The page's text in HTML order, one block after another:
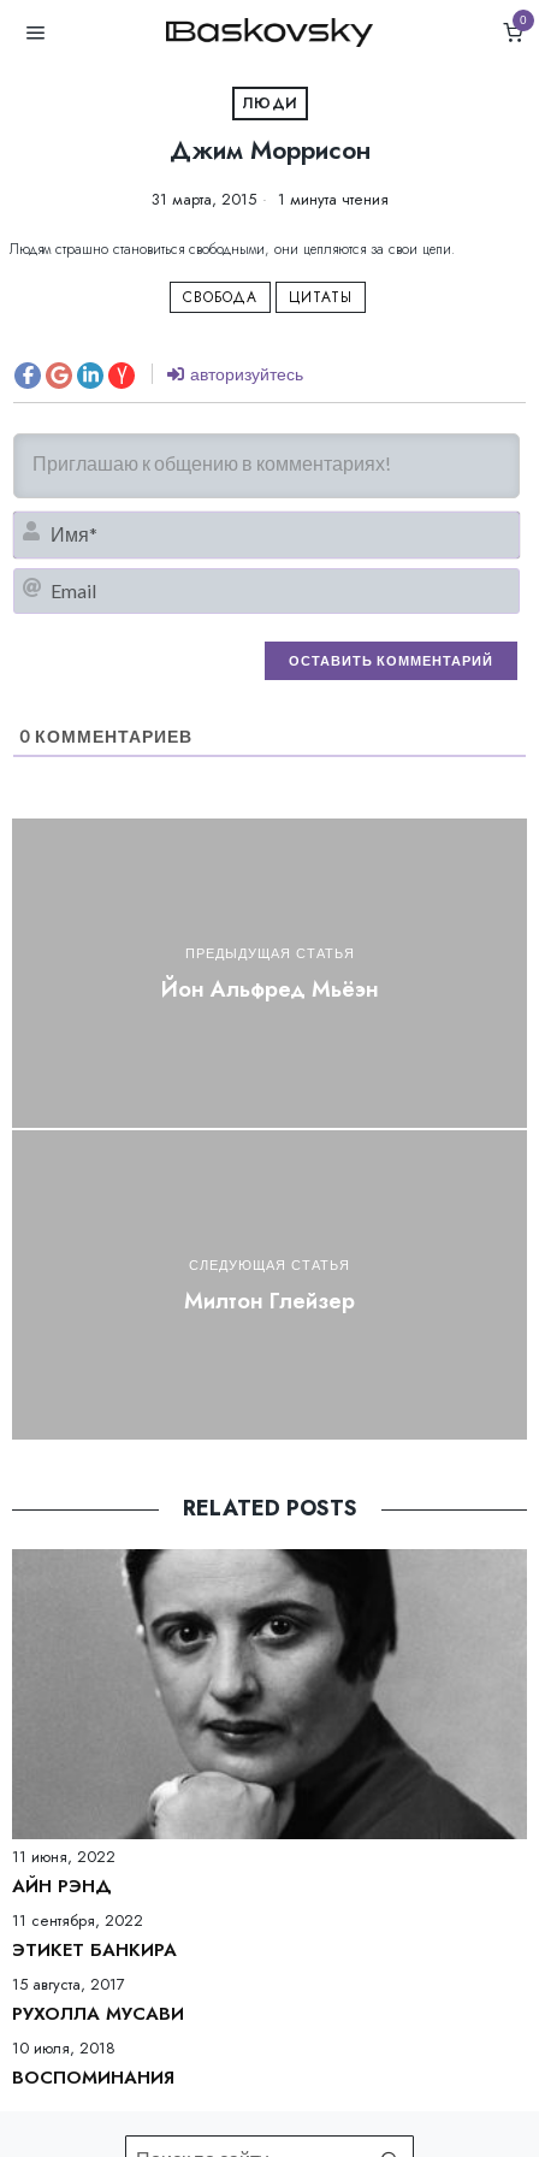
0
ЛЮДИ
Джим Моррисон
31 марта, 2015 1 минута чтения
Людям страшно становиться свободными, они цепляются за свои цепи.
СВОБОДА ЦИТАТЫ
авторизуйтесь
0 КОММЕНТАРИЕВ
ПРЕДЫДУЩАЯ СТАТЬЯ
Йон Альфред Мьёэн
СЛЕДУЮЩАЯ СТАТЬЯ
Милтон Глейзер
RELATED POSTS
11 июня, 2022
АЙН РЭНД
11 сентября, 2022
ЭТИКЕТ БАНКИРА
15 августа, 2017
РУХОЛЛА МУСАВИ
10 июля, 2018
ВОСПОМИНАНИЯ